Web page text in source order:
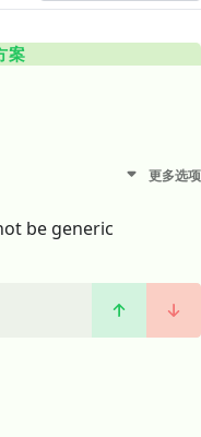
案
更多选项
be generic